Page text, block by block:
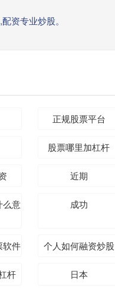
资专业炒股。
正规股票平台
股票哪里加杠杆
近期
么意
成功
软件 个人如何融资炒股
杆 日本